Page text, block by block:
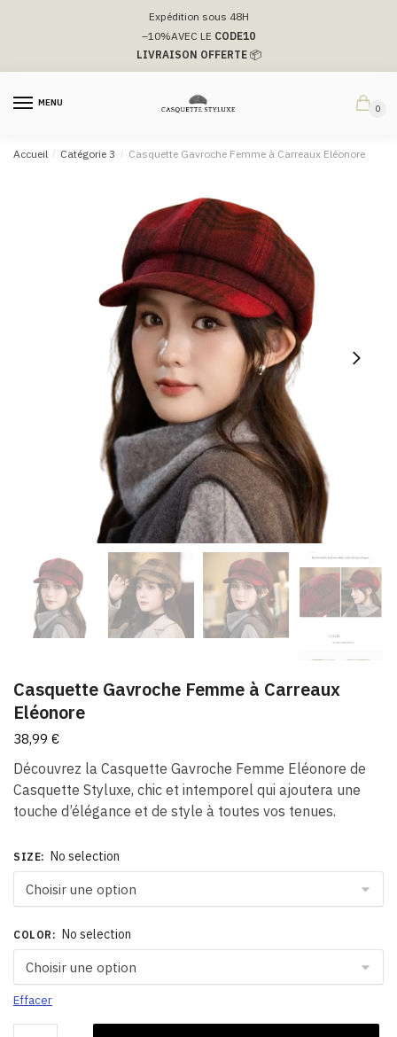
navigation
Expédition sous 48H
–10%AVEC LE CODE10
LIVRAISON OFFERTE📦
MENU
0
Accueil / Catégorie 3 / Casquette Gavroche Femme à Carreaux Eléonore
Casquette Gavroche Femme à Carreaux
Eléonore
38,99 €
Découvrez la Casquette Gavroche Femme Eléonore de
Casquette Styluxe, chic et intemporel qui ajoutera une
touche d’élégance et de style à toutes vos tenues.
SIZE: No selection
COLOR : No selection
Effacer